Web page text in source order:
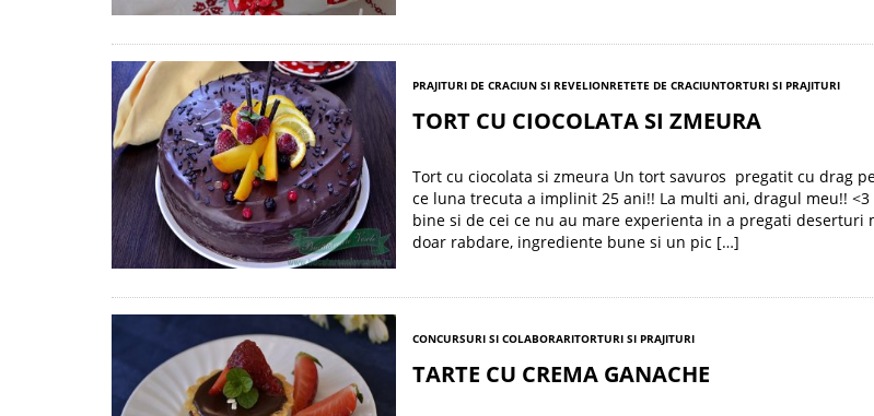
PRAJITURI DE CRACIUN SI REVELIONRETETE DE CRACIUNTORTURI SI PRAJITURI
TORT CU CIOCOLATA SI ZMEURA
Tort cu ciocolata si zmeura Un tort savuros pregatit cu drag
ce luna trecuta a implinit 25 ani!! La multi ani, dragul meu!!
bine si de cei ce nu au mare experienta in a pregati deserturi
doar rabdare, ingrediente bune si un pic […]
CONCURSURI SI COLABORARITORTURI SI PRAJITURI
TARTE CU CREMA GANACHE